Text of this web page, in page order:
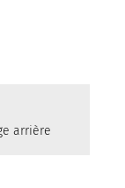
arrière